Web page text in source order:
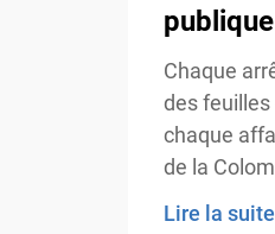
Chaque
des
chaque
de la
Lire la suite